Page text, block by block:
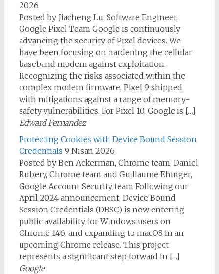
2026
Posted by Jiacheng Lu, Software Engineer,
Google Pixel Team Google is continuously
advancing the security of Pixel devices. We
have been focusing on hardening the cellular
baseband modem against exploitation.
Recognizing the risks associated within the
complex modem firmware, Pixel 9 shipped
with mitigations against a range of memory-
safety vulnerabilities. For Pixel 10, Google is […]
Edward Fernandez
Protecting Cookies with Device Bound Session
Credentials 9 Nisan 2026
Posted by Ben Ackerman, Chrome team, Daniel
Rubery, Chrome team and Guillaume Ehinger,
Google Account Security team Following our
April 2024 announcement, Device Bound
Session Credentials (DBSC) is now entering
public availability for Windows users on
Chrome 146, and expanding to macOS in an
upcoming Chrome release. This project
represents a significant step forward in […]
Google